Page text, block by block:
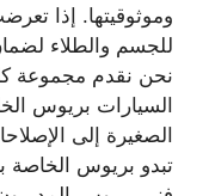
وموثوقيتها. إذا
للجسم والطلاء
نحن نقدم مجموعة
السيارات بريوس
الصغيرة إلى
تبدو بريوس الخاصة